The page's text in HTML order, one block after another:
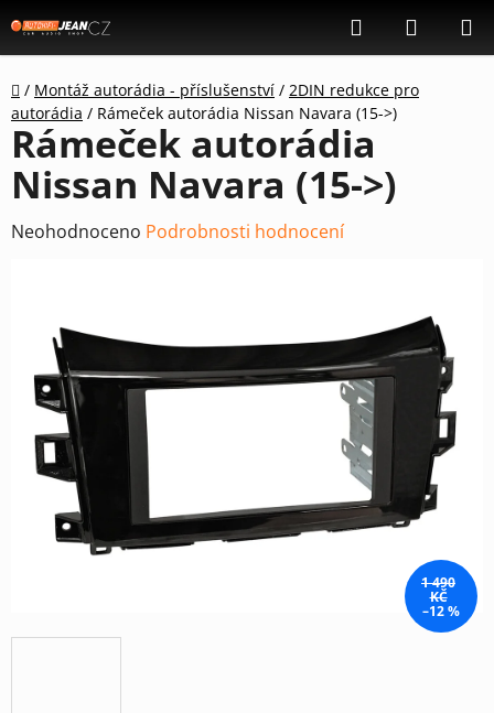
na
obsah
Hledat
KOŠÍK
Domů
/ Montáž autorádia - příslušenství / 2DIN redukce pro
autorádia / Rámeček autorádia Nissan Navara (15->)
Rámeček autorádia
Nissan Navara (15->)
Průměrné
hvězdiček.
Neohodnoceno Podrobnosti hodnocení
1 490
KČ
–12 %